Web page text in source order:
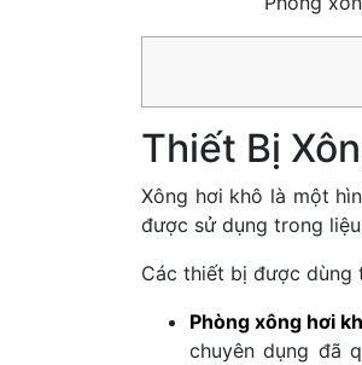
Thiết Bị
Xông hơi khô là một
được sử dụng trong
Các thiết bị được dùng
Phòng xông hơi
chuyên dụng đã